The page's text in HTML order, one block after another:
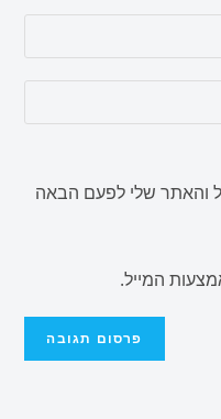
והאתר שלי לפעם הבאה
המייל.